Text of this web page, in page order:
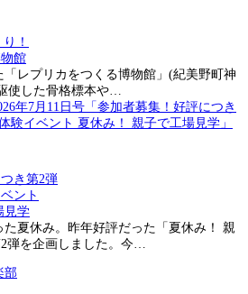
！
館
「レプリカをつくる博物館」(紀美野町神
使した骨格標本や…
き第2弾
ント
見学
た夏休み。昨年好評だった「夏休み！ 親
弾を企画しました。今…